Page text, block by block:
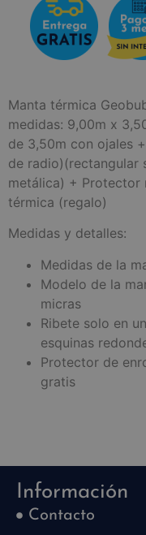
Manta térmica
medidas: 9,00m x
de 3,50m con ojales
de radio)(rectangular
metálica) + Protector
térmica (regalo)
Medidas y detalles:
Medidas de la
Modelo de la
micras
Ribete solo en
esquinas
Protector de
gratis
Información
Contacto